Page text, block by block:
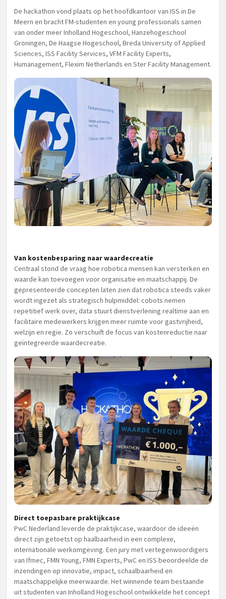
De hackathon vond plaats op het hoofdkantoor van ISS in De
Meern en bracht FM-studenten en young professionals samen
van onder meer Inholland Hogeschool, Hanzehogeschool
Groningen, De Haagse Hogeschool, Breda University of Applied
Sciences, ISS Facility Services, VFM Facility Experts,
Humanagement, Flexim Netherlands en Ster Facility Management.
Van kostenbesparing naar waardecreatie
Centraal stond de vraag hoe robotica mensen kan versterken en
waarde kan toevoegen voor organisatie en maatschappij. De
gepresenteerde concepten laten zien dat robotica steeds vaker
wordt ingezet als strategisch hulpmiddel: cobots nemen
repetitief werk over, data stuurt dienstverlening realtime aan en
facilitaire medewerkers krijgen meer ruimte voor gastvrijheid,
welzijn en regie. Zo verschuift de focus van kostenreductie naar
geïntegreerde waardecreatie.
Direct toepasbare praktijkcase
PwC Nederland leverde de praktijkcase, waardoor de ideeën
direct zijn getoetst op haalbaarheid in een complexe,
internationale werkomgeving. Een jury met vertegenwoordigers
van Ifmec, FMN Young, FMN Experts, PwC en ISS beoordeelde de
inzendingen op innovatie, impact, schaalbaarheid en
maatschappelijke meerwaarde. Het winnende team bestaande
uit studenten van Inholland Hogeschool ontwikkelde het concept